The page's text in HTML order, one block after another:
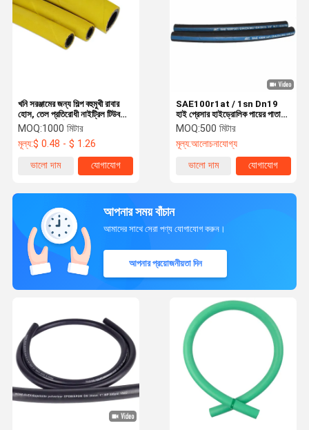
খনি সরঞ্জামের জন্য শিল্প বহুমুখী রাবার
হোস, তেল প্রতিরোধী নাইট্রিল টিউব
এবং উচ্চ প্রসার্য টেক্সটাইল
রিইনফোর্সমেন্ট সহ
MOQ:1000 মিটার
মূল্য:$ 0.48 - $ 1.26
ভালো দাম
যোগাযোগ
SAE100r1at / 1sn Dn19
হাই প্রেসার হাইড্রোলিক পায়ের পাতার
মোজাবিশেষ, তারের ব্রেকযুক্ত রাবার
পায়ের পাতার মোজাবিশেষ
MOQ:500 মিটার
মূল্য:আলোচনাযোগ্য
ভালো দাম
যোগাযোগ
আপনার সময় বাঁচান
আমাদের সাথে সেরা পণ্য যোগাযোগ করুন।
আপনার প্রয়োজনীয়তা দিন